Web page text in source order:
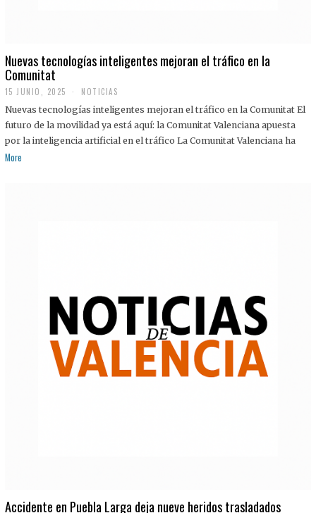
Nuevas tecnologías inteligentes mejoran el tráfico en la
Comunitat
15 JUNIO, 2025 NOTICIAS
Nuevas tecnologías inteligentes mejoran el tráfico en la Comunitat El
futuro de la movilidad ya está aquí: la Comunitat Valenciana apuesta
por la inteligencia artificial en el tráfico La Comunitat Valenciana ha
More
Accidente en Puebla Larga deja nueve heridos trasladados